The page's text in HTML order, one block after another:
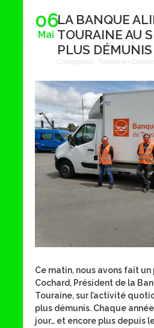
06
Mai
LA BANQUE
TOURAINE AU
PLUS DÉMUNIS
Catégories : Travail en
Ce matin, nous avons fait
Cochard, Président de la
Touraine, sur l’activité
plus démunis. Chaque
jour… et encore plus depuis